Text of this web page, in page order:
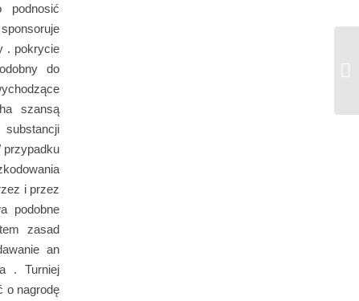
podnosić
. pokrycie
do
szansą
przypadku
i przez
podobne
zasad
an
. Turniej
o nagrodę